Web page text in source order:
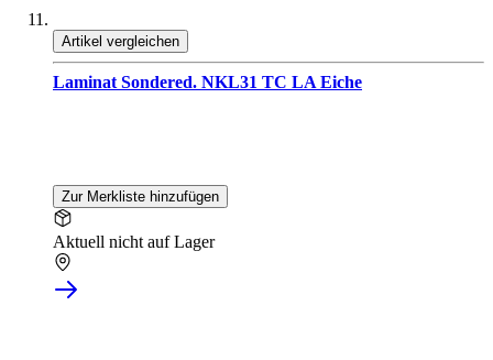
Artikel vergleichen
Laminat Sondered. NKL31 TC LA Eiche
Zur Merkliste hinzufügen
Aktuell nicht auf Lager